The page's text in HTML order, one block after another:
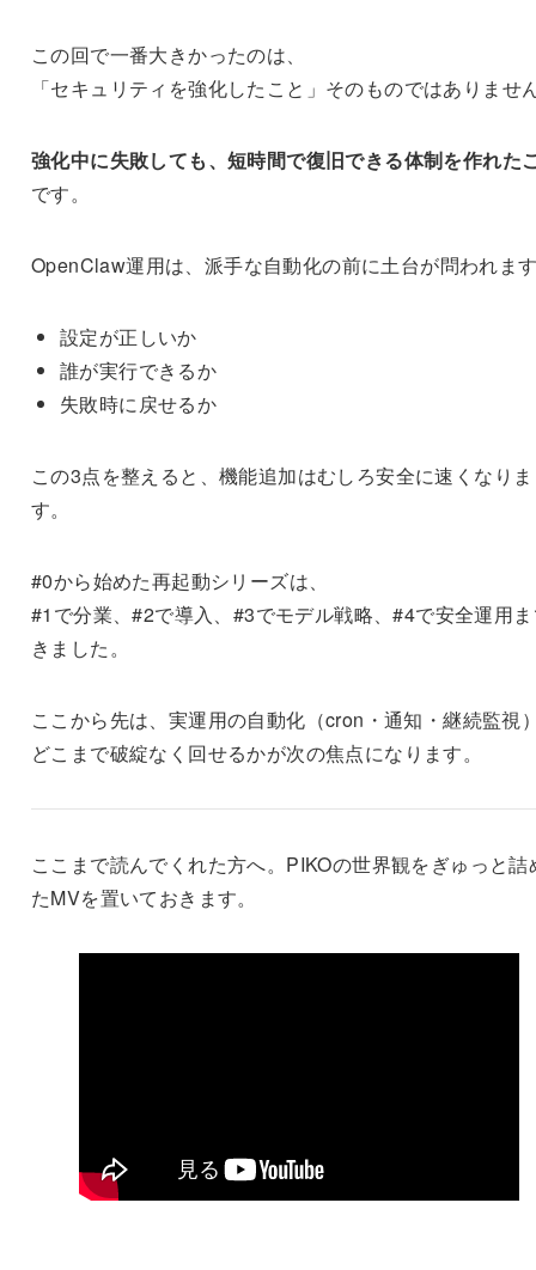
この回で一番大きかったのは、
「セキュリティを強化したこと」そのものではありませ
強化中に失敗しても、短時間で復旧できる体制を作れた
です。
OpenClaw運用は、派手な自動化の前に土台が問われま
設定が正しいか
誰が実行できるか
失敗時に戻せるか
この3点を整えると、機能追加はむしろ安全に速くなりま
す。
#0から始めた再起動シリーズは、
#1で分業、#2で導入、#3でモデル戦略、#4で安全運用
きました。
ここから先は、実運用の自動化（cron・通知・継続監視
どこまで破綻なく回せるかが次の焦点になります。
ここまで読んでくれた方へ。PIKOの世界観をぎゅっと詰
たMVを置いておきます。